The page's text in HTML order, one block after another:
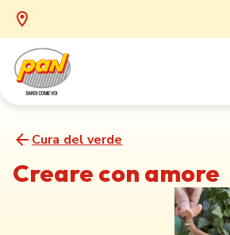
Cura del verde
Creare con amore